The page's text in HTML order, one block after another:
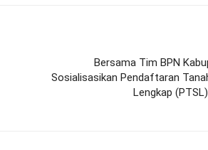
Bersama Tim BPN
Sosialisasikan Pendaftaran
Lengkap